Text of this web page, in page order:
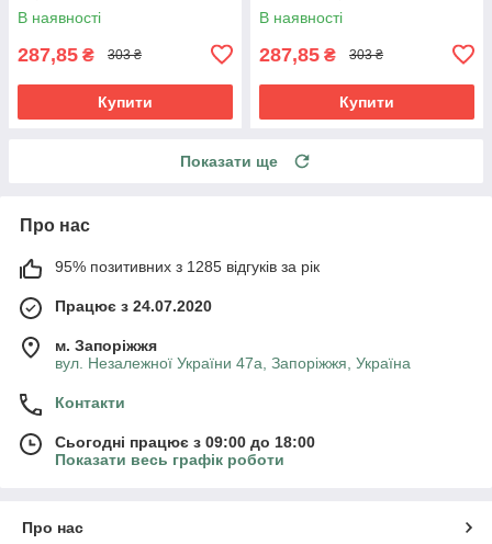
В наявності
287,85 ₴ 303 ₴
Купити
В наявності
287,85 ₴ 303 ₴
Купити
Показати ще
Про нас
95% позитивних з 1285 відгуків за рік
Працює з 24.07.2020
м. Запоріжжя
вул. Незалежної України 47а, Запоріжжя, Україна
Контакти
Сьогодні працює з 09:00 до 18:00
Показати весь графік роботи
Про нас